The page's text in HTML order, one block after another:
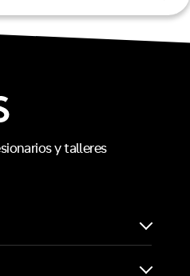
y talleres